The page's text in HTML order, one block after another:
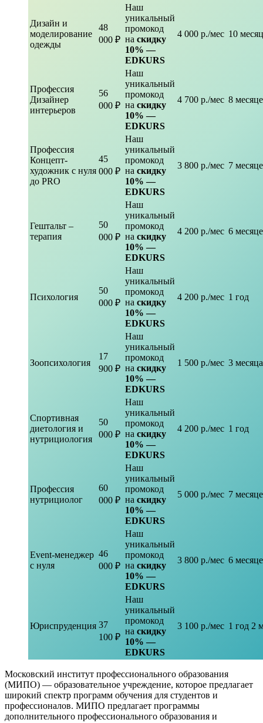
Дизайн и
моделирование
одежды
48
000 ₽
Наш
уникальный
промокод
на скидку
10% —
EDKURS
4 000 р./мес 10
Профессия
Дизайнер
интерьеров
56
000 ₽
Наш
уникальный
промокод
на скидку
10% —
EDKURS
4 700 р./мес 8
Профессия
Концепт-
художник с нуля
до PRO
45
000 ₽
Наш
уникальный
промокод
на скидку
10% —
EDKURS
3 800 р./мес 7
Гештальт –
терапия
50
000 ₽
Наш
уникальный
промокод
на скидку
10% —
EDKURS
4 200 р./мес 6
Психология
50
000 ₽
Наш
уникальный
промокод
на скидку
10% —
EDKURS
4 200 р./мес 1 год
Зоопсихология
17
900 ₽
Наш
уникальный
промокод
на скидку
10% —
EDKURS
1 500 р./мес 3 месяца
Спортивная
диетология и
нутрициология
50
000 ₽
Наш
уникальный
промокод
на скидку
10% —
EDKURS
4 200 р./мес 1 год
Профессия
нутрициолог
60
000 ₽
Наш
уникальный
промокод
на скидку
10% —
EDKURS
5 000 р./мес 7
Event-менеджер
с нуля
46
000 ₽
Наш
уникальный
промокод
на скидку
10% —
EDKURS
3 800 р./мес 6
Юриспруденция 37
100 ₽
Наш
уникальный
промокод
на скидку
10% —
EDKURS
3 100 р./мес 1 год 2
Московский институт профессионального образования
(МИПО) — образовательное учреждение, которое предлагает
широкий спектр программ обучения для студентов и
профессионалов. МИПО предлагает программы
дополнительного профессионального образования и